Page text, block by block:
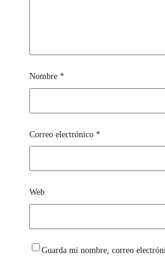
Nombre *
Correo electrónico *
Web
Guarda mi nombre, correo